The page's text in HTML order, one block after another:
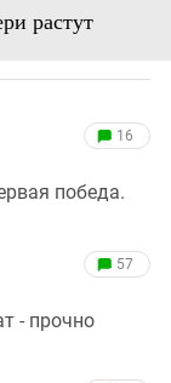
растут
16
победа.
57
- прочно